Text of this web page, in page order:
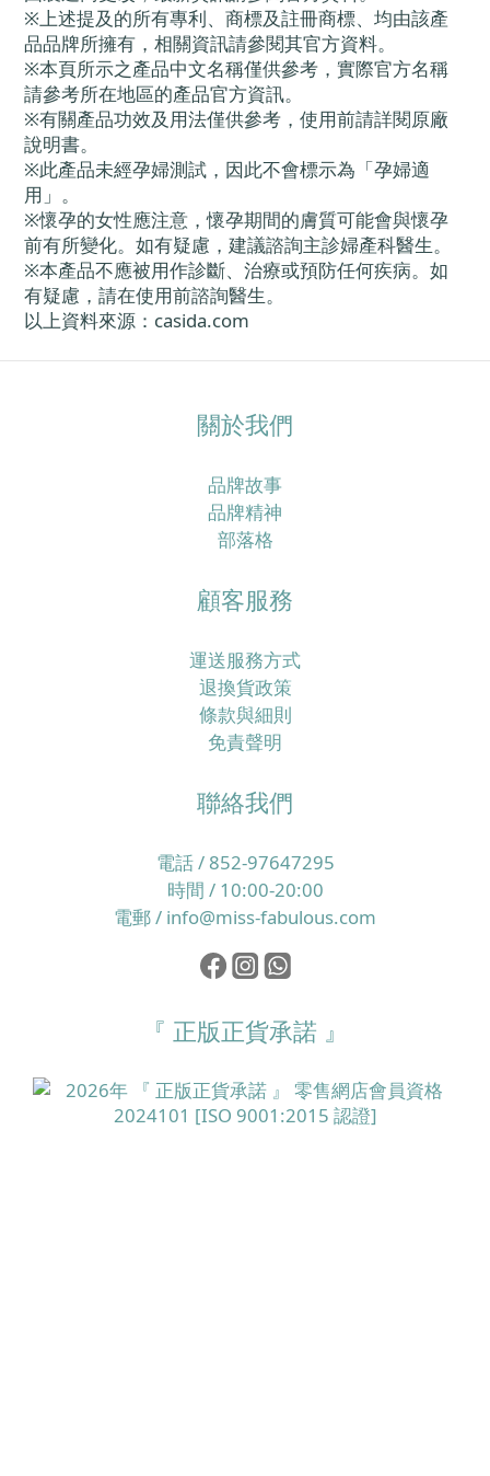
※上述提及的所有專利、商標及註冊商標、均由該產
品品牌所擁有，相關資訊請參閱其官方資料。
※本頁所示之產品中文名稱僅供參考，實際官方名稱
請參考所在地區的產品官方資訊。
※有關產品功效及用法僅供參考，使用前請詳閱原廠
說明書。
※此產品未經孕婦測試，因此不會標示為「孕婦適
用」。
※懷孕的女性應注意，懷孕期間的膚質可能會與懷孕
前有所變化。如有疑慮，建議諮詢主診婦產科醫生。
※本產品不應被用作診斷、治療或預防任何疾病。如
有疑慮，請在使用前諮詢醫生。
以上資料來源：casida.com
關於我們
品牌故事
品牌精神
部落格
顧客服務
運送服務方式
退換貨政策
條款與細則
免責聲明
聯絡我們
電話 / 852-97647295
時間 / 10:00-20:00
電郵 / info@miss-fabulous.com
『 正版正貨承諾 』